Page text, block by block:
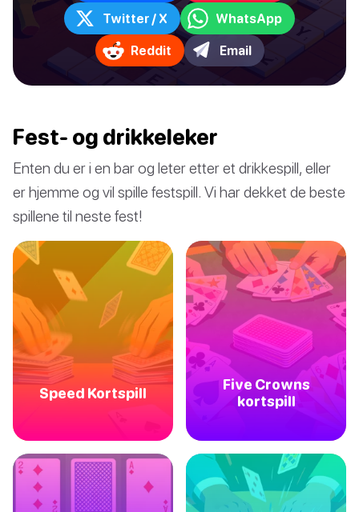
Twitter / X WhatsApp
Reddit Email
Fest- og drikkeleker
Enten du er i en bar og leter etter et drikkespill, eller
er hjemme og vil spille festspill. Vi har dekket de beste
spillene til neste fest!
Speed Kortspill
Five Crowns
kortspill